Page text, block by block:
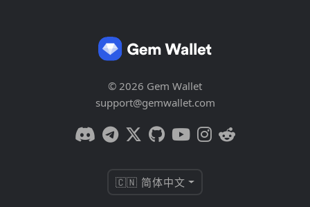
© 2026 Gem Wallet
support@gemwallet.com
🇨🇳 简体中文